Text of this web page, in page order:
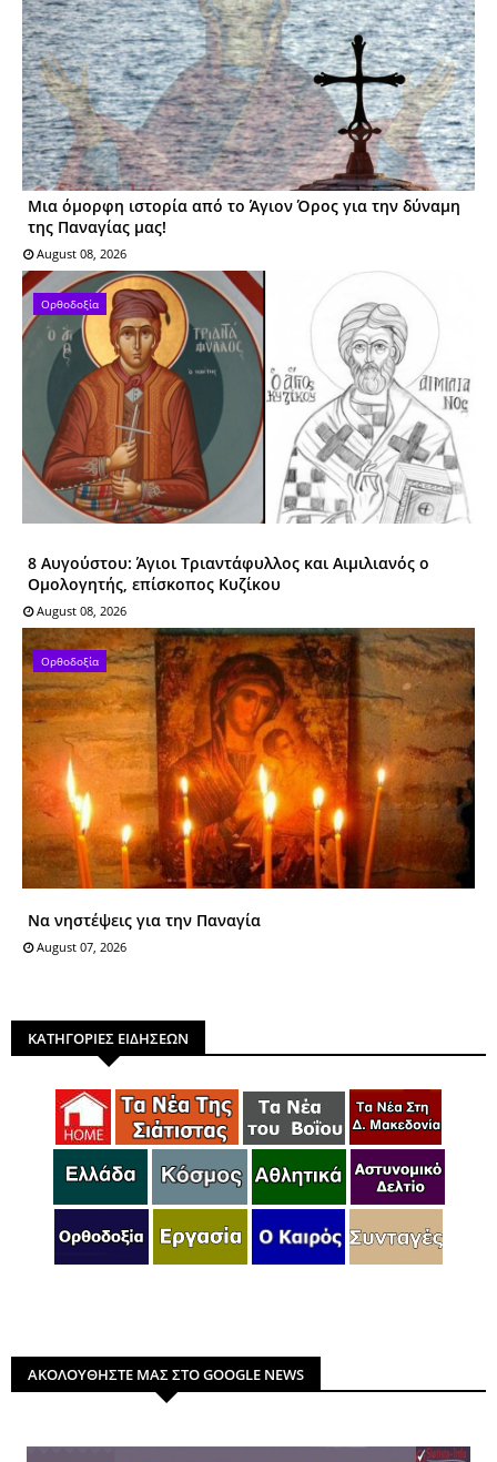
Μια όμορφη ιστορία από το Άγιον Όρος για την δύναμη
της Παναγίας μας!
August 08, 2026
Ορθοδοξία
8 Αυγούστου: Άγιοι Tριαντάφυλλος και Αιμιλιανός ο
Ομολογητής, επίσκοπος Κυζίκου
August 08, 2026
Ορθοδοξία
Να νηστέψεις για την Παναγία
August 07, 2026
ΚΑΤΗΓΟΡΙΕΣ ΕΙΔΗΣΕΩΝ
ΑΚΟΛΟΥΘΗΣΤΕ ΜΑΣ ΣΤΟ GOOGLE NEWS